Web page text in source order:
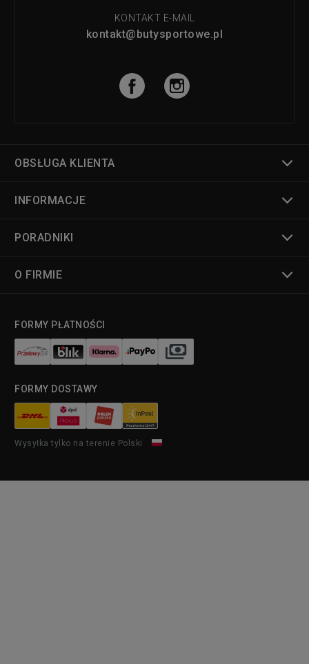
KONTAKT E-MAIL
kontakt@butysportowe.pl
OBSŁUGA KLIENTA
INFORMACJE
PORADNIKI
O FIRMIE
FORMY PŁATNOŚCI
FORMY DOSTAWY
Wysyłka tylko na terenie Polski